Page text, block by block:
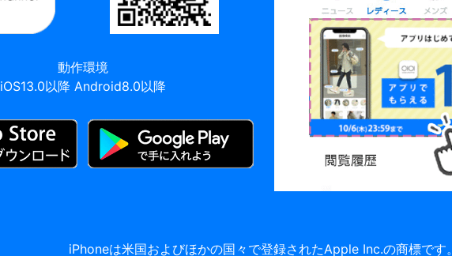
動作環境
iOS13.0以降 Android8.0以降
iPhoneは米国およびほかの国々で登録されたApple Inc.の商標です。